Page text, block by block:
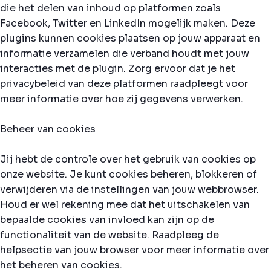
die het delen van inhoud op platformen zoals
Facebook, Twitter en LinkedIn mogelijk maken. Deze
plugins kunnen cookies plaatsen op jouw apparaat en
informatie verzamelen die verband houdt met jouw
interacties met de plugin. Zorg ervoor dat je het
privacybeleid van deze platformen raadpleegt voor
meer informatie over hoe zij gegevens verwerken.
Beheer van cookies
Jij hebt de controle over het gebruik van cookies op
onze website. Je kunt cookies beheren, blokkeren of
verwijderen via de instellingen van jouw webbrowser.
Houd er wel rekening mee dat het uitschakelen van
bepaalde cookies van invloed kan zijn op de
functionaliteit van de website. Raadpleeg de
helpsectie van jouw browser voor meer informatie over
het beheren van cookies.